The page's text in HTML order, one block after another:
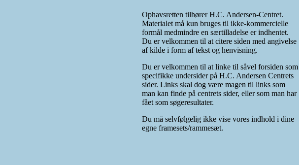
Ophavsretten tilhører H.C. Andersen-Centret.
Materialet må kun bruges til ikke-kommercielle
formål medmindre en særtilladelse er indhentet.
Du er velkommen til at citere siden med angivelse
af kilde i form af tekst og henvisning.
Du er velkommen til at linke til såvel forsiden som
specifikke undersider på H.C. Andersen Centrets
sider. Links skal dog være magen til links som
man kan finde på centrets sider, eller som man har
fået som søgeresultater.
Du må selvfølgelig ikke vise vores indhold i dine
egne framesets/rammesæt.